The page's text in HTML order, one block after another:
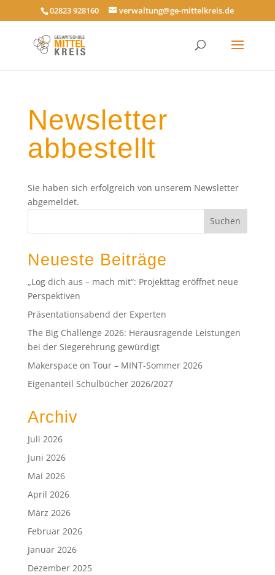
02823 928160 verwaltung@ge-mittelkreis.de
Newsletter
abbestellt
Sie haben sich erfolgreich von unserem Newsletter
abgemeldet.
Neueste Beiträge
„Log dich aus – mach mit“: Projekttag eröffnet neue
Perspektiven
Präsentationsabend der Experten
The Big Challenge 2026: Herausragende Leistungen
bei der Siegerehrung gewürdigt
Makerspace on Tour – MINT-Sommer 2026
Eigenanteil Schulbücher 2026/2027
Archiv
Juli 2026
Juni 2026
Mai 2026
April 2026
März 2026
Februar 2026
Januar 2026
Dezember 2025